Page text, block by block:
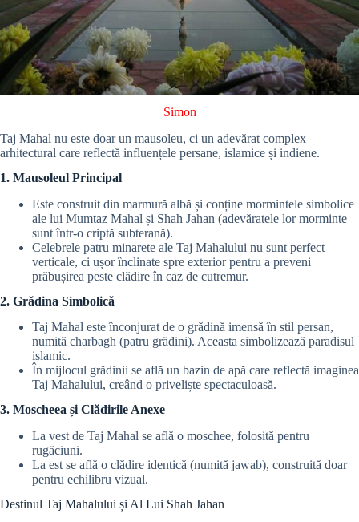
Simon
Taj Mahal nu este doar un mausoleu, ci un adevărat complex
arhitectural care reflectă influențele persane, islamice și indiene.
1. Mausoleul Principal
Este construit din marmură albă și conține mormintele simbolice
ale lui Mumtaz Mahal și Shah Jahan (adevăratele lor morminte
sunt într-o criptă subterană).
Celebrele patru minarete ale Taj Mahalului nu sunt perfect
verticale, ci ușor înclinate spre exterior pentru a preveni
prăbușirea peste clădire în caz de cutremur.
2. Grădina Simbolică
Taj Mahal este înconjurat de o grădină imensă în stil persan,
numită charbagh (patru grădini). Aceasta simbolizează paradisul
islamic.
În mijlocul grădinii se află un bazin de apă care reflectă imaginea
Taj Mahalului, creând o priveliște spectaculoasă.
3. Moscheea și Clădirile Anexe
La vest de Taj Mahal se află o moschee, folosită pentru
rugăciuni.
La est se află o clădire identică (numită jawab), construită doar
pentru echilibru vizual.
Destinul Taj Mahalului și Al Lui Shah Jahan